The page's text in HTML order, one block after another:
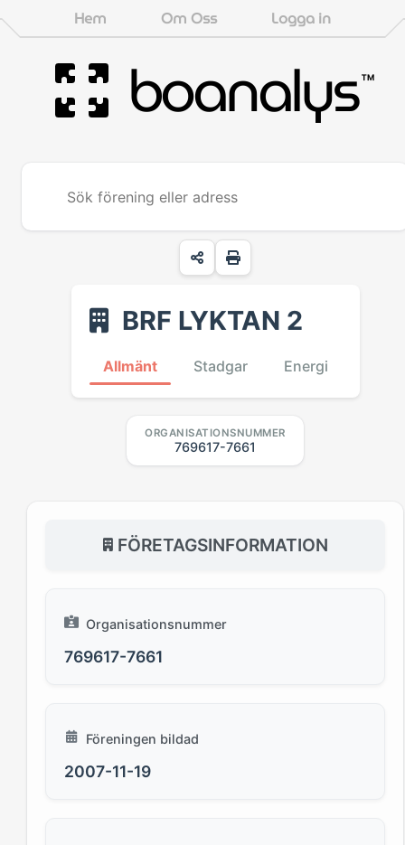
Hem Om Oss Logga in
boanalys™
BRF LYKTAN 2
Allmänt Stadgar Energi
ORGANISATIONSNUMMER
769617-7661
FÖRETAGSINFORMATION
Organisationsnummer
769617-7661
Föreningen bildad
2007-11-19